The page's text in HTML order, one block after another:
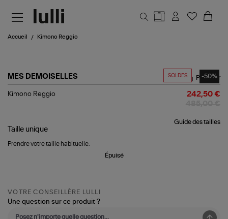
Accueil Kimono Reggio
SOLDES -50%
MES DEMOISELLES
Kimono
Partager
Kimono Reggio 242,50 €
Guide des tailles
Taille unique
Prendre votre taille habituelle.
Épuisé
VOTRE CONSEILLÈRE LULLI
Une question sur ce produit ?